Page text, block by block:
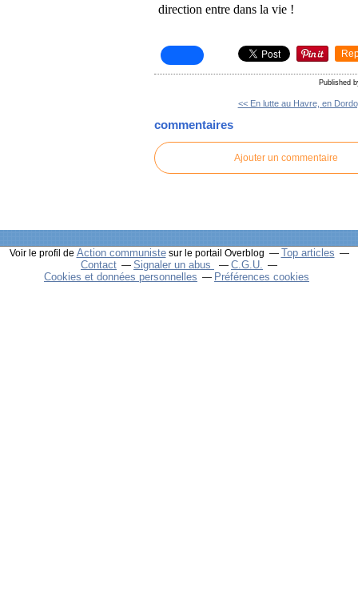
direction entre dans la vie !
Published
<< En lutte au Havre, en
commentaires
Ajouter un commentaire
Voir le profil de Action communistesur le portail Overblog
Top articles
Contact
Signaler un abus
C.G.U.
Cookies et données personnelles
Préférences cookies